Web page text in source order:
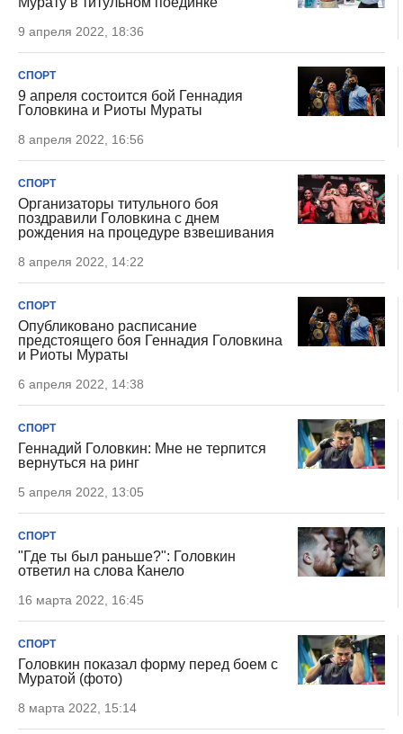
9 апреля 2022, 18:36
СПОРТ
9 апреля состоится бой Геннадия
Головкина и Риоты Мураты
8 апреля 2022, 16:56
СПОРТ
Организаторы титульного боя
поздравили Головкина с днем
рождения на процедуре взвешивания
8 апреля 2022, 14:22
СПОРТ
Опубликовано расписание
предстоящего боя Геннадия Головкина
и Риоты Мураты
6 апреля 2022, 14:38
СПОРТ
Геннадий Головкин: Мне не терпится
вернуться на ринг
5 апреля 2022, 13:05
СПОРТ
"Где ты был раньше?": Головкин
ответил на слова Канело
16 марта 2022, 16:45
СПОРТ
Головкин показал форму перед боем с
Муратой (фото)
8 марта 2022, 15:14